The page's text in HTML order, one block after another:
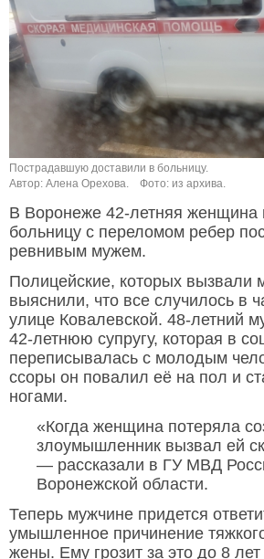
Пострадавшую доставили в больницу.
Автор: Алена Орехова.
Фото: из архива.
В Воронеже 42-летняя женщина
больницу с переломом ребер
ревнивым мужем.
Полицейские, которых вызвали
выяснили, что все случилось в
улице Ковалевской. 48-летний
42-летнюю супругу, которая в
переписывалась с молодым
ссоры он повалил её на пол и
ногами.
«Когда женщина потеряла
злоумышленник вызвал ей
— рассказали в ГУ МВД
Воронежской области.
Теперь мужчине придется
умышленное причинение
жены. Ему грозит за это до 8